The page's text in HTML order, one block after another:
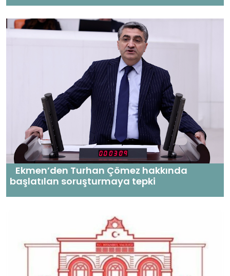
Ekmen’den Turhan Çömez hakkında
başlatılan soruşturmaya tepki